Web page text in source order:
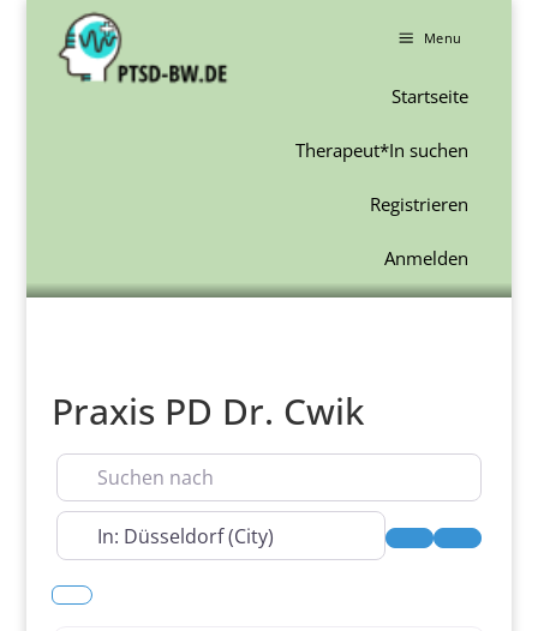
a Menu
Startseite
Therapeut*In suchen
Registrieren
Anmelden
Praxis PD Dr. Cwik
Suchen nach
In der Nähe
Suchen
Verhaltenstherapie